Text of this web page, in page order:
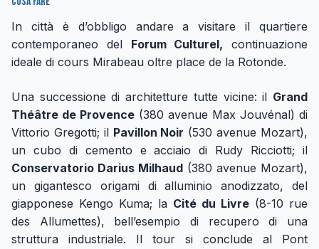
In città è d’obbligo andare a visitare il quartiere
contemporaneo del Forum Culturel, continuazione
ideale di cours Mirabeau oltre place de la Rotonde.
Una successione di architetture tutte vicine: il Grand
Théâtre de Provence (380 avenue Max Jouvénal) di
Vittorio Gregotti; il Pavillon Noir (530 avenue Mozart),
un cubo di cemento e acciaio di Rudy Ricciotti; il
Conservatorio Darius Milhaud (380 avenue Mozart),
un gigantesco origami di alluminio anodizzato, del
giapponese Kengo Kuma; la Cité du Livre (8-10 rue
des Allumettes), bell’esempio di recupero di una
struttura industriale. Il tour si conclude al Pont